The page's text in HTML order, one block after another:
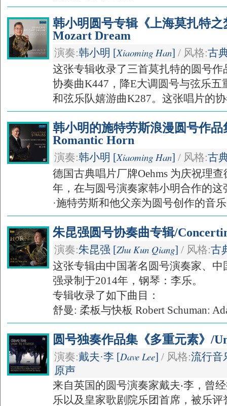
韩小明圆号专辑《上海莫扎特之
Mozart Dream
演奏:韩小明 [Xiaoming Han] / 风格:古
这张专辑收录了三首莫扎特的圆号
协奏曲K447，降E大调圆号与弦乐五
和弦乐队嬉游曲K287。这张唱片的
韩小明的施特劳斯浪漫圆号作
Romantic Horn
演奏:韩小明 [Xiaoming Han] / 风格:古
德国古典唱片厂牌Oehms 为庆祝理
年，在与圆号演奏家韩小明合作的
·施特劳斯和他父亲为圆号创作的音
朱昆强圆号协奏曲专辑/
演奏:朱昆强 [Zhu Kun Qiang] / 风格:古
这张专辑由中国著名圆号演奏家、
强录制于2014年，钢琴：李乐。
专辑收录了如下曲目：
舒曼: 柔板与快板 Robert Schuman:
圆号独奏作品集《多重元素》/
演奏:戴夫·李 [Dave Lee] / 风格:流行音
原声
来自英国的圆号演奏家戴夫‧李，曾
乐以及皇家歌剧院乐团首席，被乐